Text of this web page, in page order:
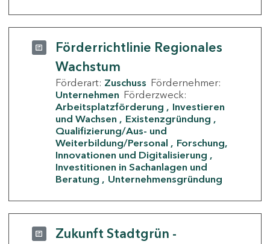
Förderrichtlinie Regionales
Wachstum
Förderart: Zuschuss Fördernehmer:
Unternehmen Förderzweck:
Arbeitsplatzförderung
Investieren
und Wachsen
Existenzgründung
Qualifizierung/Aus- und
Weiterbildung/Personal
Forschung,
Innovationen und Digitalisierung
Investitionen in Sachanlagen und
Beratung
Unternehmensgründung
Zukunft Stadtgrün -